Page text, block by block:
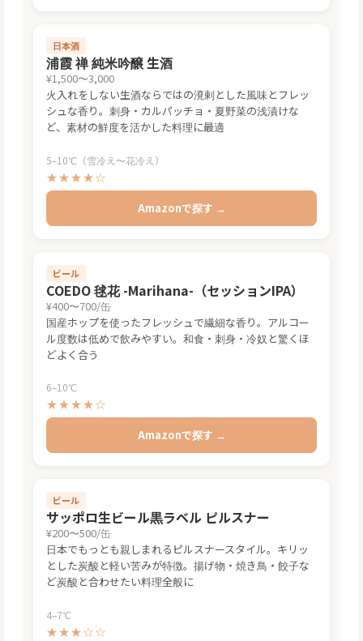
日本酒
浦霞 禅 純米吟醸 生酒
¥1,500〜3,000
火入れをしない生酒ならではの溌剌とした風味とフレッ
シュな香り。刺身・カルパッチョ・夏野菜の浅漬けな
ど、素材の鮮度を活かした料理に最適
5–10℃（雪冷え〜花冷え）
★★★★☆
Amazonで探す →
ビール
COEDO 毬花 -Marihana-（セッションIPA）
¥400〜700/缶
国産ホップを使ったフレッシュで繊細な香り。アルコー
ル度数は低めで飲みやすい。和食・刺身・冷奴と驚くほ
どよく合う
6–10℃
★★★★☆
Amazonで探す →
ビール
サッポロ生ビール黒ラベル ピルスナー
¥200〜500/缶
日本でもっとも親しまれるピルスナースタイル。キリッ
とした炭酸と軽い苦みが特徴。揚げ物・焼き鳥・餃子な
ど炭酸と合わせたい料理全般に
4–7℃
★★★☆☆